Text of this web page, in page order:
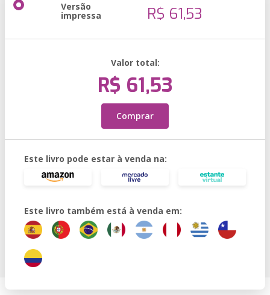
Versão
impressa R$ 61,53
Valor total:
R$ 61,53
Comprar
Este livro pode estar à venda na:
Este livro também está à venda em: